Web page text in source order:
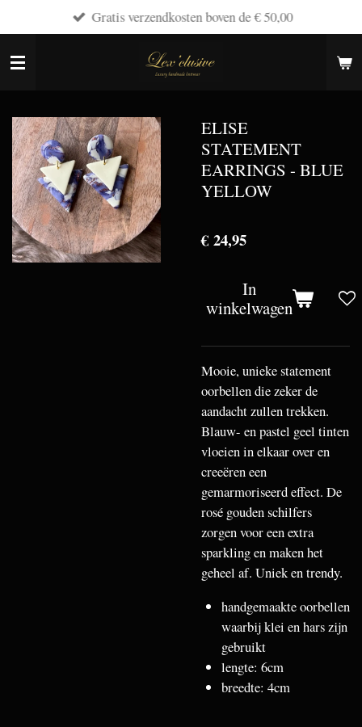
direct
naar
Gratis verzendkosten boven de € 50,00
ELISE
STATEMENT
EARRINGS - BLUE
YELLOW
€ 24,95
In
winkelwagen
Mooie, unieke statement
oorbellen die zeker de
aandacht zullen trekken.
Blauw- en pastel geel tinten
vloeien in elkaar over en
creeëren een
gemarmoriseerd effect. De
rosé gouden schilfers
zorgen voor een extra
sparkling en maken het
geheel af. Uniek en trendy.
handgemaakte oorbellen
waarbij klei en hars zijn
gebruikt
lengte: 6cm
breedte: 4cm